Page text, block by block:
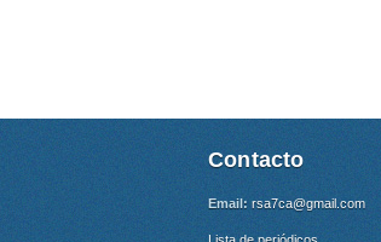
Contacto
Email: rsa7ca@gmail.com
Lista de periódicos